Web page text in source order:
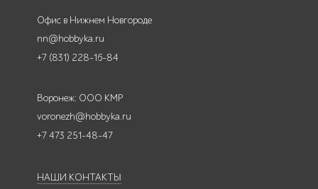
Офис в Нижнем Новгороде
nn@hobbyka.ru
+7 (831) 228-16-84
Воронеж: ООО КМР
voronezh@hobbyka.ru
+7 473 251-48-47
НАШИ КОНТАКТЫ